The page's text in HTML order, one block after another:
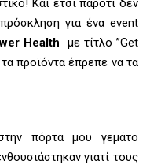
Και έτσι παρότι δεν
για ένα event
Health με τίτλο ”Get
προϊόντα έπρεπε να τα
πόρτα μου γεμάτο
γιατί τους